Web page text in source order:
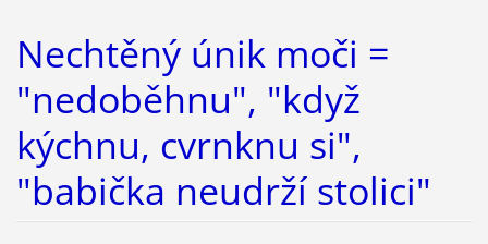
Nechtěný únik moči =
"nedoběhnu", "když
kýchnu, cvrnknu si",
"babička neudrží stolici"